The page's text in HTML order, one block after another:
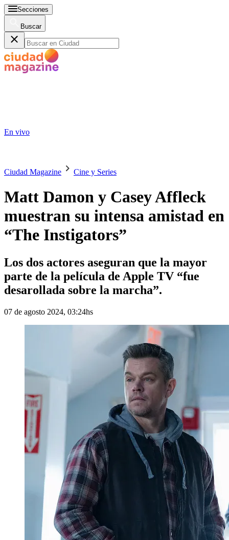
Secciones
Buscar
En vivo
Ciudad Magazine Cine y Series
Matt Damon y Casey Affleck
muestran su intensa amistad en
“The Instigators”
Los dos actores aseguran que la mayor
parte de la película de Apple TV “fue
desarollada sobre la marcha”.
07 de agosto 2024, 03:24hs